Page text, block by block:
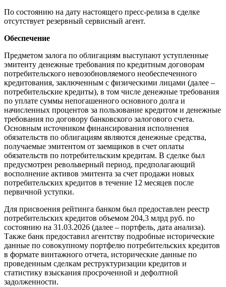
По состоянию на дату настоящего пресс-релиза в сделке
отсутствует резервный сервисный агент.
Обеспечение
Предметом залога по облигациям выступают уступленные
эмитенту денежные требования по кредитным договорам
потребительского невозобновляемого необеспеченного
кредитования, заключенным с физическими лицами (далее –
потребительские кредиты), в том числе денежные требования
по уплате суммы непогашенного основного долга и
начисленных процентов за пользование кредитом и денежные
требования по договору банковского залогового счета.
Основным источником финансирования исполнения
обязательств по облигациям являются денежные средства,
получаемые эмитентом от заемщиков в счет оплаты
обязательств по потребительским кредитам. В сделке был
предусмотрен револьверный период, предполагающий
восполнение активов эмитента за счет продажи новых
потребительских кредитов в течение 12 месяцев после
первичной уступки.
Для присвоения рейтинга банком был предоставлен реестр
потребительских кредитов объемом 204,3 млрд руб. по
состоянию на 31.03.2026 (далее – портфель, дата анализа).
Также банк предоставил агентству подробные исторические
данные по совокупному портфелю потребительских кредитов
в формате винтажного отчета, исторические данные по
проведенным сделкам реструктуризации кредитов и
статистику взыскания просроченной и дефолтной
задолженности.